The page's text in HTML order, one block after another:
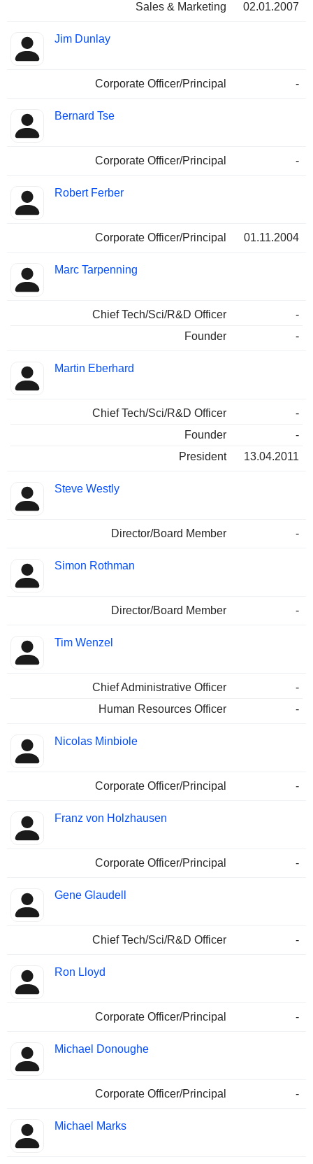
Sales & Marketing 02.01.2007
Jim Dunlay
Corporate Officer/Principal -
Bernard Tse
Corporate Officer/Principal -
Robert Ferber
Corporate Officer/Principal 01.11.2004
Marc Tarpenning
Chief Tech/Sci/R&D Officer
-
Founder
-
Martin Eberhard
Chief Tech/Sci/R&D Officer
-
Founder
-
President
13.04.2011
Steve Westly
Director/Board Member -
Simon Rothman
Director/Board Member -
Tim Wenzel
Chief Administrative Officer
-
Human Resources Officer
-
Nicolas Minbiole
Corporate Officer/Principal -
Franz von Holzhausen
Corporate Officer/Principal -
Gene Glaudell
Chief Tech/Sci/R&D Officer -
Ron Lloyd
Corporate Officer/Principal -
Michael Donoughe
Corporate Officer/Principal -
Michael Marks